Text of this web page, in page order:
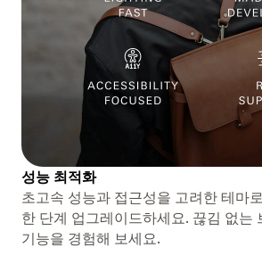
성능 최적화
초고속 성능과 접근성을 고려한 테마
한 단계 업그레이드하세요. 끊김 없는
기능을 경험해 보세요.